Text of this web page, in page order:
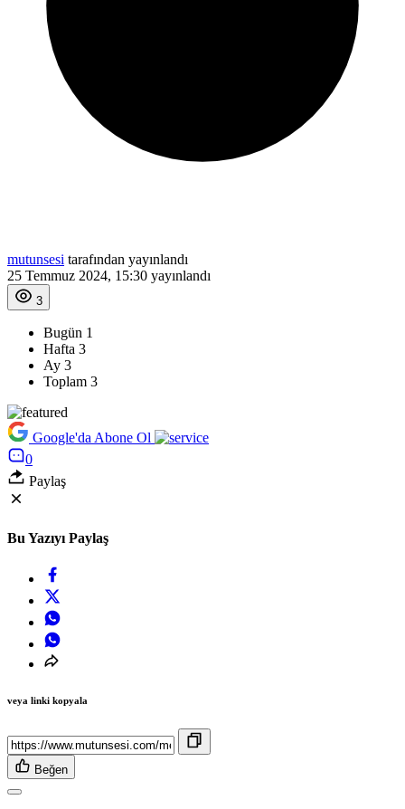
mutunsesi tarafından yayınlandı
25 Temmuz 2024, 15:30 yayınlandı
3
Bugün 1
Hafta 3
Ay 3
Toplam 3
Google'da Abone Ol
0
Paylaş
Bu Yazıyı Paylaş
veya linki kopyala
Beğen